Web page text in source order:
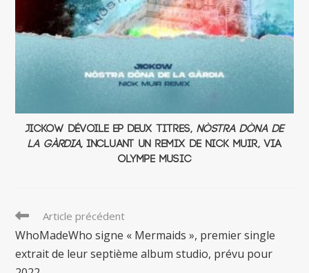
Jickow dévoile EP deux titres, Nòstra Dòna de
la Gàrdia, incluant un remix de Nick Muir, via
Olympe Music
Read
more
articles
Article précédent
WhoMadeWho signe « Mermaids », premier single
extrait de leur septième album studio, prévu pour